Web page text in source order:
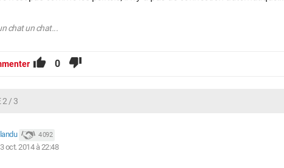
chat un chat...
0
2 / 3
4 092
oct. 2014 à 22:48